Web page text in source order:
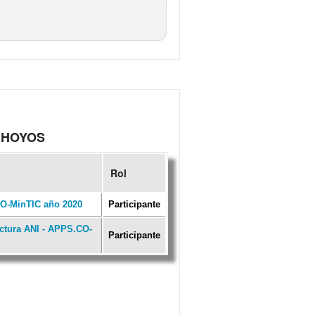
Rol
MinTIC año 2020 Participante
ANI - APPS.CO-
Participante